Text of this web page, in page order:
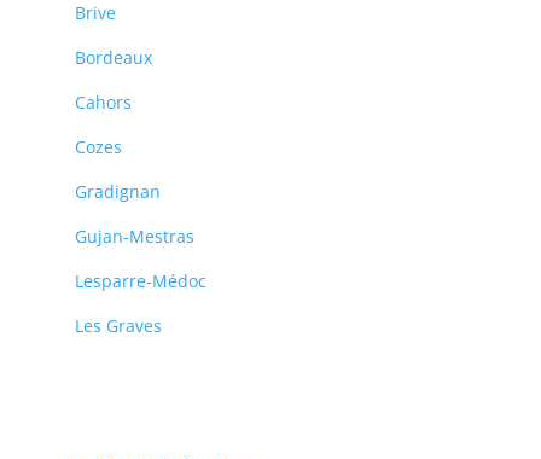
Brive
Bordeaux
Cahors
Cozes
Gradignan
Gujan-Mestras
Lesparre-Médoc
Les Graves